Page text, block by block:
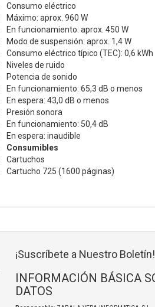
Consumo eléctrico
Máximo: aprox. 960 W
En funcionamiento: aprox. 450 W
Modo de suspensión: aprox. 1,4 W
Consumo eléctrico típico (TEC): 0,6 kWh
Niveles de ruido
Potencia de sonido
En funcionamiento: 65,3 dB o menos
En espera: 43,0 dB o menos
Presión sonora
En funcionamiento: 50,4 dB
En espera: inaudible
Consumibles
Cartuchos
Cartucho 725 (1600 páginas)
¡Suscríbete a Nuestro Boletín!
INFORMACIÓN BÁSICA
DATOS